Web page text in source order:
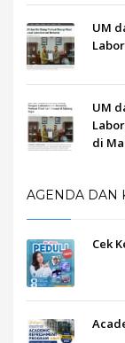
UM
UM
di
AGENDA DAN
Cek